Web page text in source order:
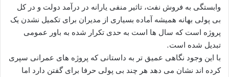
وابستگی به فروش نفت، تاثیر منفی یارانه در درآمد دولت و در کل
بی پولی بهانه همیشه آماده بسیاری از مدیران برای تکمیل نشدن یک
پروژه است که سال ها است به حدی تکرار شده به باور عمومی
تبدیل شده است.
با این وجود نگاهی عمیق تر به داستانی که پروژه های عمرانی سپری
کرده اند نشان می دهد هر چند بی پولی حرفا برای گفتن دارد اما